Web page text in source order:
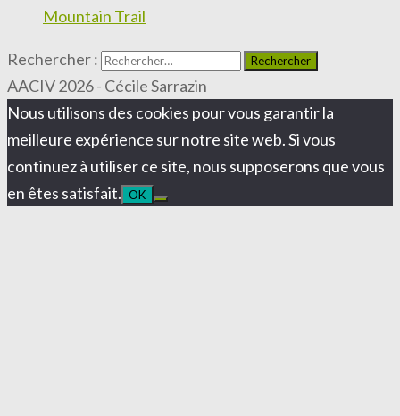
Mountain Trail
Rechercher :
AACIV 2026 - Cécile Sarrazin
Nous utilisons des cookies pour vous garantir la
meilleure expérience sur notre site web. Si vous
continuez à utiliser ce site, nous supposerons que vous
en êtes satisfait. OK